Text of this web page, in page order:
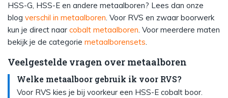
HSS-G, HSS-E en andere metaalboren? Lees dan onze
blog verschil in metaalboren. Voor RVS en zwaar boorwerk
kun je direct naar cobalt metaalboren. Voor meerdere maten
bekijk je de categorie metaalborensets.
Veelgestelde vragen over metaalboren
Welke metaalboor gebruik ik voor RVS?
Voor RVS kies je bij voorkeur een HSS-E cobalt boor.